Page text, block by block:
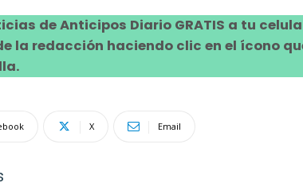
de Anticipos Diario GRATIS a tu
la redacción haciendo clic en el ícono
X Email